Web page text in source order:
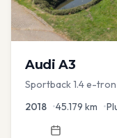
Audi A3
Sportback 1.4 e-
2018 •45.179 km •